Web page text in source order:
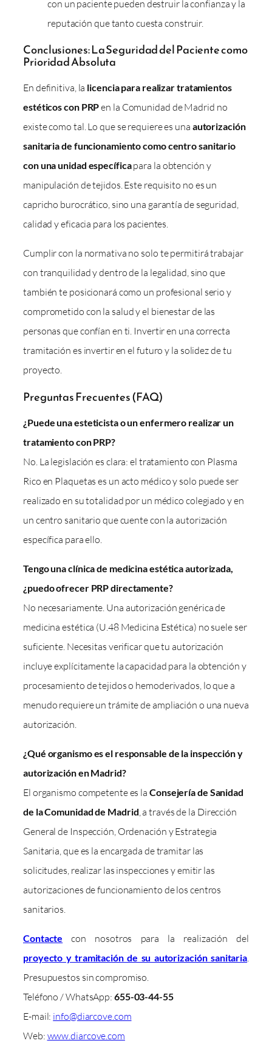
con un paciente pueden destruir la confianza y la
reputación que tanto cuesta construir.
Conclusiones: La Seguridad del Paciente como
Prioridad Absoluta
En definitiva, la licencia para realizar tratamientos
estéticos con PRPen la Comunidad de Madrid no
existe como tal. Lo que se requiere es una autorización
sanitaria de funcionamiento como centro sanitario
con una unidad específicapara la obtención y
manipulación de tejidos. Este requisito no es un
capricho burocrático, sino una garantía de seguridad,
calidad y eficacia para los pacientes.
Cumplir con la normativa no solo te permitirá trabajar
con tranquilidad y dentro de la legalidad, sino que
también te posicionará como un profesional serio y
comprometido con la salud y el bienestar de las
personas que confían en ti. Invertir en una correcta
tramitación es invertir en el futuro y la solidez de tu
proyecto.
Preguntas Frecuentes (FAQ)
¿Puede una esteticista o un enfermero realizar un
tratamiento con PRP?
No. La legislación es clara: el tratamiento con Plasma
Rico en Plaquetas es un acto médico y solo puede ser
realizado en su totalidad por un médico colegiado y en
un centro sanitario que cuente con la autorización
específica para ello.
Tengo una clínica de medicina estética autorizada,
¿puedo ofrecer PRP directamente?
No necesariamente. Una autorización genérica de
medicina estética (U.48 Medicina Estética) no suele ser
suficiente. Necesitas verificar que tu autorización
incluye explícitamente la capacidad para la obtención y
procesamiento de tejidos o hemoderivados, lo que a
menudo requiere un trámite de ampliación o una nueva
autorización.
¿Qué organismo es el responsable de la inspección y
autorización en Madrid?
El organismo competente es la Consejería de Sanidad
de la Comunidad de Madrid , a través de la Dirección
General de Inspección, Ordenación y Estrategia
Sanitaria, que es la encargada de tramitar las
solicitudes, realizar las inspecciones y emitir las
autorizaciones de funcionamiento de los centros
sanitarios.
Contacte con nosotros para la realización del
proyecto y tramitación de su autorización sanitaria
Presupuestos sin compromiso.
Teléfono / WhatsApp: 655-03-44-55
E-mail: info@diarcove.com
Web: www.diarcove.com